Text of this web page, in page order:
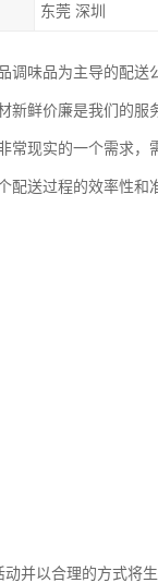
东莞 深圳
调味品为主导的配送
鲜价廉是我们的服
常现实的一个需求，
配送过程的效率性和
并以合理的方式将